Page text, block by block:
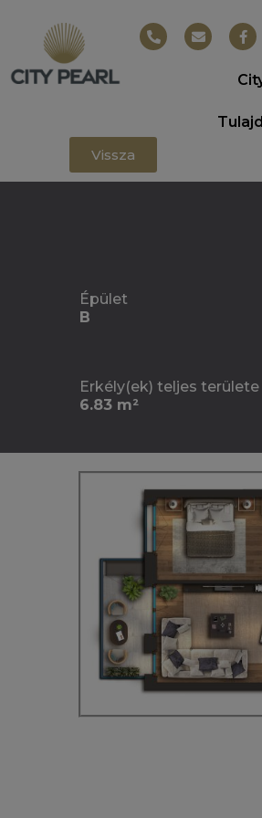
Vissza
Épület
B
Erkély(ek) teljes területe
6.83 m²